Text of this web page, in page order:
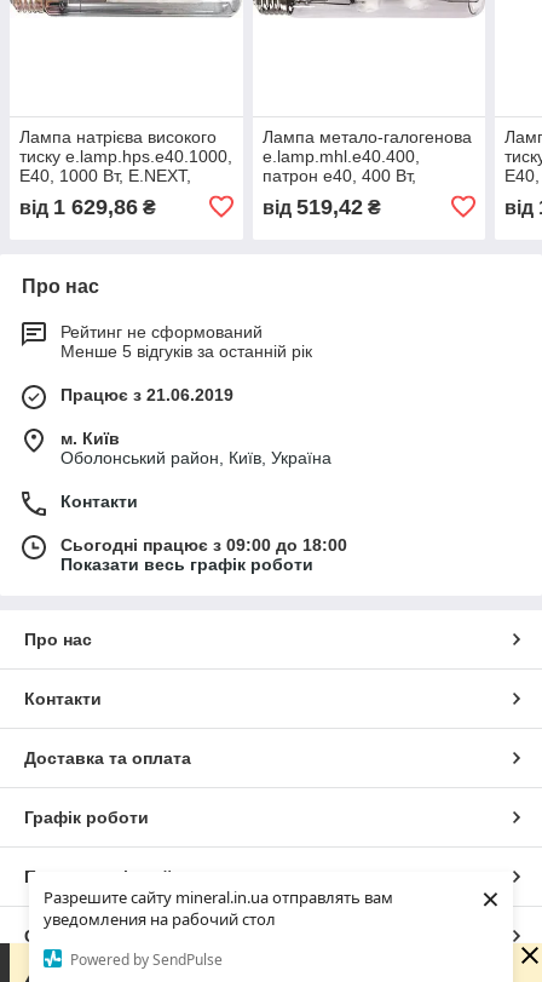
Разрешите сайту mineral.in.ua отправлять вам
уведомления на рабочий стол
Powered by SendPulse
×
Лампа натрієва високого
тиску e.lamp.hps.e40.1000,
E40, 1000 Вт, E.NEXT,
від 1 629,86 ₴
Лампа метало-галогенова
e.lamp.mhl.e40.400,
патрон e40, 400 Вт,
від 519,42₴ від
Про нас
Рейтинг не сформований
Менше 5 відгуків за останній рік
Працює з 21.06.2019
м. Київ
Оболонський район, Київ, Україна
Контакти
Сьогодні працює з 09:00 до 18:00
Показати весь графік роботи
Про нас
Контакти
Доставка та оплата
Графік роботи
Повна версія сайту
Сайт створено на маркетплейсі
Зараз у компанії неробочий час. Замовлення та